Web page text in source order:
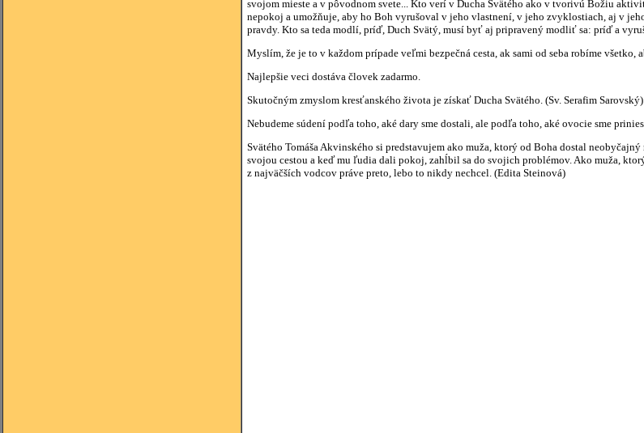
svojom mieste a v pôvodnom svete... Kto verí v Ducha Svätého ako v tvorivú Božiu
nepokoj a umožňuje, aby ho Boh vyrušoval v jeho vlastnení, v jeho zvyklostiach, aj v
pravdy. Kto sa teda modlí, príď, Duch Svätý, musí byť aj pripravený modliť sa: príď a
Myslím, že je to v každom prípade veľmi bezpečná cesta, ak sami od seba robíme
Najlepšie veci dostáva človek zadarmo.
Skutočným zmyslom kresťanského života je získať Ducha Svätého. (Sv. Serafim Sarovský)
Nebudeme súdení podľa toho, aké dary sme dostali, ale podľa toho, aké ovocie sme
Svätého Tomáša Akvinského si predstavujem ako muža, ktorý od Boha dostal
svojou cestou a keď mu ľudia dali pokoj, zahĺbil sa do svojich problémov. Ako muža,
z najväčších vodcov práve preto, lebo to nikdy nechcel. (Edita Steinová)